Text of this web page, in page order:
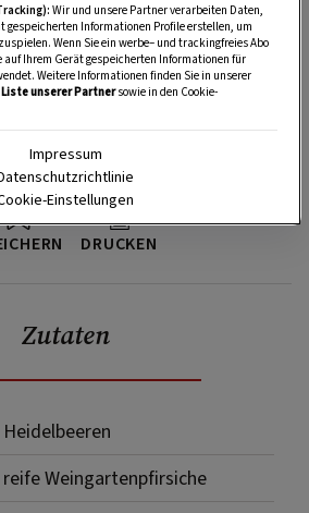
DRUCKEN
Zutaten
Heidelbeeren
reife Weingartenpfirsiche
Wir und unsere Partner verarbeiten Daten,
Informationen Profile erstellen, um
Wenn Sie ein werbe– und trackingfreies Abo
auf Ihrem Gerät gespeicherten Informationen für
Weitere Informationen finden Sie in unserer
Liste unserer Partnersowie in den Cookie-
Impressum
Einstellungen